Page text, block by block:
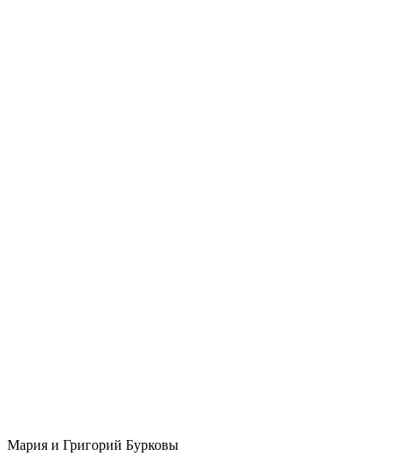
Мария и Григорий Бурковы